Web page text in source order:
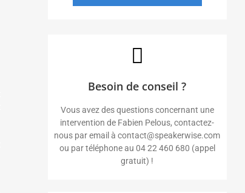
Besoin de conseil ?
Vous avez des questions concernant une
intervention de Fabien Pelous, contactez-
nous par email à contact@speakerwise.com
ou par téléphone au 04 22 460 680 (appel
gratuit) !